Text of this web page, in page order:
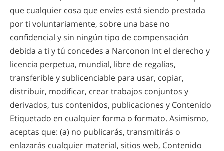
que cualquier cosa que envíes está siendo prestada
por ti voluntariamente, sobre una base no
confidencial y sin ningún tipo de compensación
debida a ti y tú concedes a Narconon Int el derecho y
licencia perpetua, mundial, libre de regalías,
transferible y sublicenciable para usar, copiar,
distribuir, modificar, crear trabajos conjuntos y
derivados, tus contenidos, publicaciones y Contenido
Etiquetado en cualquier forma o formato. Asimismo,
aceptas que: (a) no publicarás, transmitirás o
enlazarás cualquier material, sitios web, Contenido